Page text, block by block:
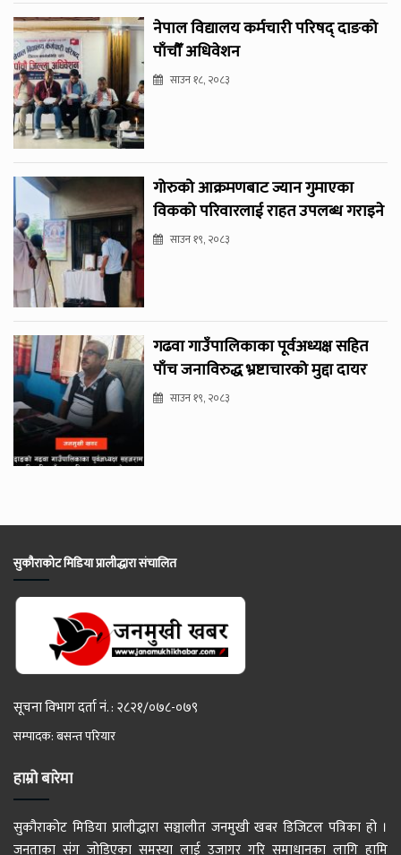
नेपाल विद्यालय कर्मचारी परिषद् दाङको
पाँचौँ अधिवेशन
साउन १८, २०८३
गोरुको आक्रमणबाट ज्यान गुमाएका
विकको परिवारलाई राहत उपलब्ध गराइने
साउन १९, २०८३
गढवा गाउँपालिकाका पूर्वअध्यक्ष सहित
पाँच जनाविरुद्ध भ्रष्टाचारको मुद्दा दायर
साउन १९, २०८३
सुकौराकोट मिडिया प्रालीद्धारा संचालित
सूचना विभाग दर्ता नं. : २८२१/०७८-०७९
सम्पादक: बसन्त परियार
हाम्रो बारेमा
सुकौराकोट मिडिया प्रालीद्धारा सञ्चालीत जनमुखी खबर डिजिटल पत्रिका हो ।
जनताका संग जोडिएका समस्या लाई उजागर गरि समाधानका लागि हामि